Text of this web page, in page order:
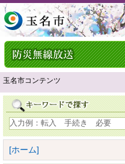
玉名市コンテンツ
[ホーム]